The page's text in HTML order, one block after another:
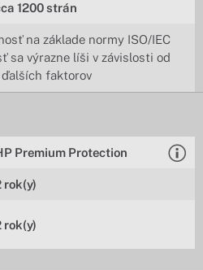
1200 strán
na základe normy ISO/IEC
sa výrazne líši v závislosti od
faktorov
Premium Protection
rok(y)
rok(y)